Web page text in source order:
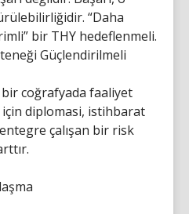
“Daha
bir THY hedeflenmeli.
Güçlendirilmeli
coğrafyada faaliyet
diplomasi, istihbarat
çalışan bir risk